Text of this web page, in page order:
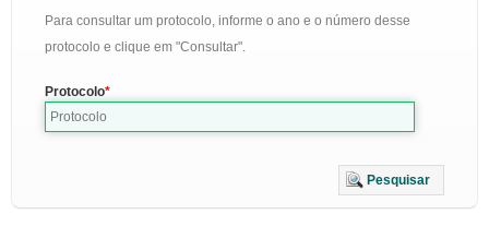
Para consultar um protocolo, informe o ano e o número desse
protocolo e clique em "Consultar".
Protocolo
Pesquisar